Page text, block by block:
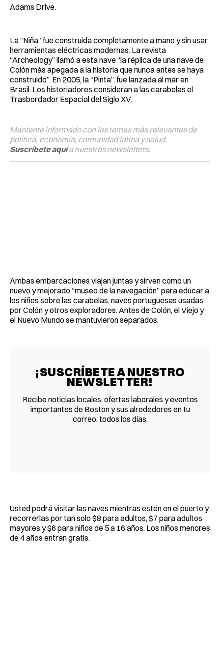
Adams Drive.
La “Niña” fue construida completamente a mano y sin usar
herramientas eléctricas modernas. La revista
“Archeology” llamó a esta nave “la réplica de una nave de
Colón más apegada a la historia que nunca antes se haya
construido”. En 2005, la “Pinta”, fue lanzada al mar en
Brasil. Los historiadores consideran a las carabelas el
Trasbordador Espacial del Siglo XV.
Mantente informado con los temas más relevantes de
política, economía, comunidad latina y salud.
Suscríbete aquía nuestros newsletters.
Ambas embarcaciones viajan juntas y sirven como un
nuevo y mejorado “museo de la navegación” para educar a
los niños sobre las carabelas, naves portuguesas usadas
por Colón y otros exploradores. Antes de Colón, el Viejo y
el Nuevo Mundo se mantuvieron separados.
¡SUSCRÍBETE A NUESTRO
NEWSLETTER!
Recibe noticias locales, ofertas laborales y eventos
importantes de Boston y sus alrededores en tu
correo, todos los días.
Usted podrá visitar las naves mientras estén en el puerto y
recorrerlas por tan solo $8 para adultos, $7 para adultos
mayores y $6 para niños de 5 a 16 años. Los niños menores
de 4 años entran gratis.